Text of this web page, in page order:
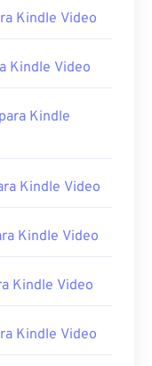
. No Mac, ele
capítulos,
internet ou
o uso de
caso, baixe
funcionar,
Kindle Video
Kindle Video
Kindle
Kindle Video
Kindle Video
Kindle Video
Kindle Video